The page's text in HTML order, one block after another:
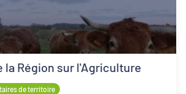
la Région sur l'Agriculture
de territoire